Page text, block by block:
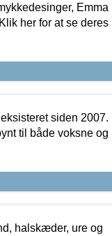
Emma
her for at se deres
siden 2007.
til både voksne og
halskæder, ure og